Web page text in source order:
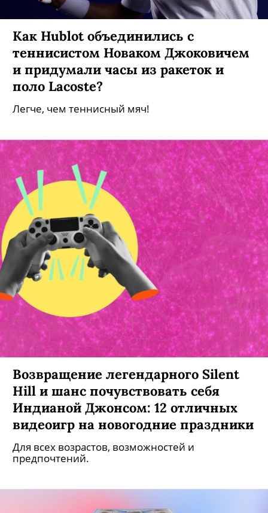
Как Hublot объединились с
теннисистом Новаком Джоковичем
и придумали часы из ракеток и
поло Lacoste?
Легче, чем теннисный мяч!
Возвращение легендарного Silent
Hill и шанс почувствовать себя
Индианой Джонсом: 12 отличных
видеоигр на новогодние праздники
Для всех возрастов, возможностей и
предпочтений.